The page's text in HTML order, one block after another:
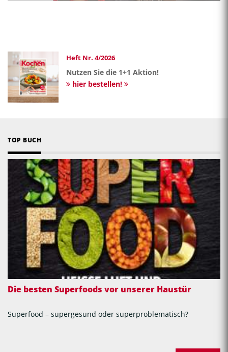
Heft Nr. 4/2026
Nutzen Sie die 1+1 Aktion!
hier bestellen!
TOP BUCH
Die besten Superfoods vor unserer Haustür
Superfood – supergesund oder superproblematisch?